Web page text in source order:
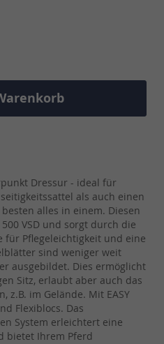
Dressur - ideal für
als auch einen
alles in einem. Diesen
VSD und sorgt durch die
für Pflegeleichtigkeit und eine
sind weniger weit
ausgebildet. Dies ermöglicht
Sitz, erlaubt aber auch das
z.B. im Gelände. Mit EASY
Flexiblocs. Das
System erleichtert eine
bietet Ihrem Pferd